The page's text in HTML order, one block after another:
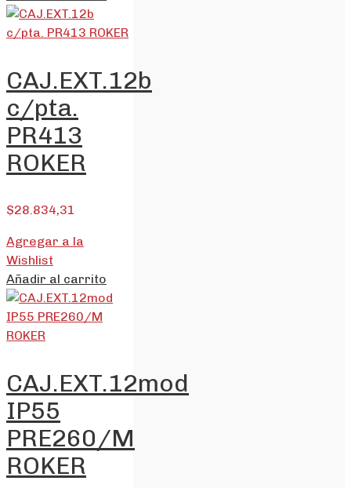
CAJ.EXT.12b
c/pta.
PR413
ROKER
$28.834,31
Agregar a la
Wishlist
Añadir al carrito
CAJ.EXT.12mod
IP55
PRE260/M
ROKER